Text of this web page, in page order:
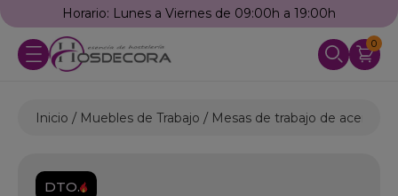
Horario: Lunes a Viernes de 09:00h a 19:00h
0
Inicio Muebles de Trabajo Mesas de trabajo de acero
DTO.